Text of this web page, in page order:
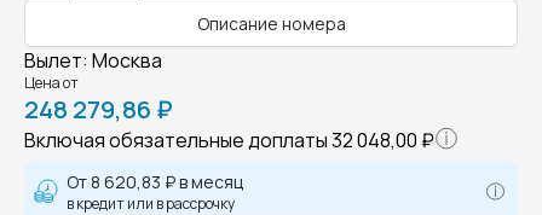
Описание номера
Вылет: Москва
Цена от
248 279,86 ₽
Включая обязательные доплаты32 048,00 ₽
От 8 620,83 ₽в месяц
в кредит или в рассрочку